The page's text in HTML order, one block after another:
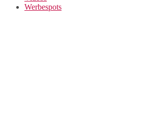
Werbespots